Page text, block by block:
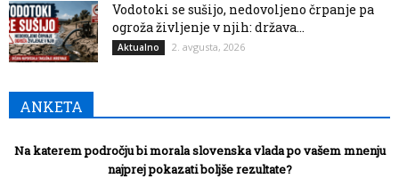
Vodotoki se sušijo, nedovoljeno črpanje pa
ogroža življenje v njih: država...
Aktualno 2. avgusta, 2026
ANKETA
Na katerem področju bi morala slovenska vlada po vašem mnenju
najprej pokazati boljše rezultate?